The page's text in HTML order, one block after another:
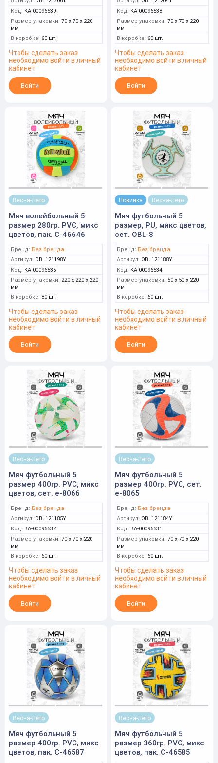
Код: КА-00096539
Размер упаковки: 70 x 70 x 220
мм
В коробке: 60 шт.
Чтобы сделать заказ
необходимо войти в личный
кабинет
Войти
Код: КА-00096538
Размер упаковки: 70 x 70 x 220
мм
В коробке: 60 шт.
Чтобы сделать заказ
необходимо войти в личный
кабинет
Войти
Весна-Лето
Мяч волейбольный 5
размер 280гр. PVC, микс
цветов, пак. C-46646
Бренд: Без бренда
Артикул: OBL121198Y
Код: КА-00096536
Размер упаковки: 220 x 220 x 220
мм
В коробке: 80 шт.
Чтобы сделать заказ
необходимо войти в личный
кабинет
Войти
Новинка Весна-Лето
Мяч футбольный 5
размер, PU, микс цветов,
сет. OBL-8
Бренд: Без бренда
Артикул: OBL121188Y
Код: КА-00096534
Размер упаковки: 50 x 50 x 220
мм
В коробке: 60 шт.
Чтобы сделать заказ
необходимо войти в личный
кабинет
Войти
Весна-Лето
Мяч футбольный 5
размер 400гр. PVC, микс
цветов, сет. е-8066
Бренд: Без бренда
Артикул: OBL121185Y
Код: КА-00096532
Размер упаковки: 70 x 70 x 220
мм
В коробке: 60 шт.
Чтобы сделать заказ
необходимо войти в личный
кабинет
Войти
Весна-Лето
Мяч футбольный 5
размер 400гр. PVC, сет.
е-8065
Бренд: Без бренда
Артикул: OBL121184Y
Код: КА-00096531
Размер упаковки: 70 x 70 x 220
мм
В коробке: 60 шт.
Чтобы сделать заказ
необходимо войти в личный
кабинет
Войти
Весна-Лето
Мяч футбольный 5
размер 400гр. PVC, микс
цветов, пак. C-46587
Весна-Лето
Мяч футбольный 5
размер 360гр. PVC, микс
цветов, пак. C-46585